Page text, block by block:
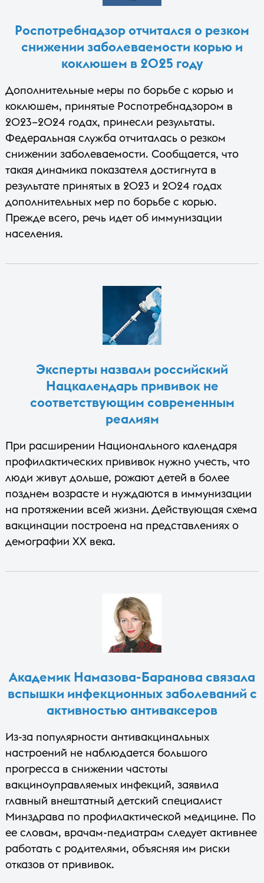
Роспотребнадзор отчитался о резком
снижении заболеваемости корью и
коклюшем в 2025 году
Дополнительные меры по борьбе с корью и
коклюшем, принятые Роспотребнадзором в
2023–2024 годах, принесли результаты.
Федеральная служба отчиталась о резком
снижении заболеваемости. Сообщается, что
такая динамика показателя достигнута в
результате принятых в 2023 и 2024 годах
дополнительных мер по борьбе с корью.
Прежде всего, речь идет об иммунизации
населения.
Эксперты назвали российский
Нацкалендарь прививок не
соответствующим современным
реалиям
При расширении Национального календаря
профилактических прививок нужно учесть, что
люди живут дольше, рожают детей в более
позднем возрасте и нуждаются в иммунизации
на протяжении всей жизни. Действующая схема
вакцинации построена на представлениях о
демографии XX века.
Академик Намазова-Баранова связала
вспышки инфекционных заболеваний с
активностью антиваксеров
Из-за популярности антивакцинальных
настроений не наблюдается большого
прогресса в снижении частоты
вакциноуправляемых инфекций, заявила
главный внештатный детский специалист
Минздрава по профилактической медицине. По
ее словам, врачам-педиатрам следует активнее
работать с родителями, объясняя им риски
отказов от прививок.